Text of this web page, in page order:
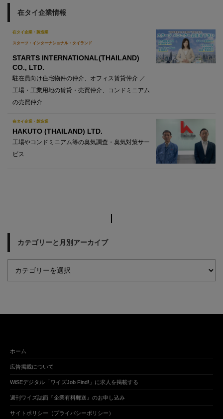
在タイ企業情報
在タイ企業・製造業
スターツ・インターナショナル・タイランド
STARTS INTERNATIONAL(THAILAND)
CO., LTD.
駐在員向け住宅物件の仲介、オフィス賃貸仲介 ／
工場・工業用地の賃貸・売買仲介、コンドミニアム
の売買仲介
在タイ企業・製造業
HAKUTO (THAILAND) LTD.
工場やコンドミニアム等の臭気調査・臭気対策サー
ビス
カテゴリーと月別アーカイブ
ホーム
広告掲載について
WiSEデジタル「ワイズJob Find!」に求人を掲載する
週刊ワイズ誌面『企業有料郵送』のお申し込み
サイトポリシー（プライバシーポリシー）